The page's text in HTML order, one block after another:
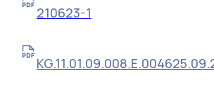
210623-1